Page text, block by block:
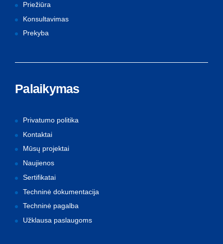
Priežiūra
Konsultavimas
Prekyba
Palaikymas
Privatumo politika
Kontaktai
Mūsų projektai
Naujienos
Sertifikatai
Techninė dokumentacija
Techninė pagalba
Užklausa paslaugoms